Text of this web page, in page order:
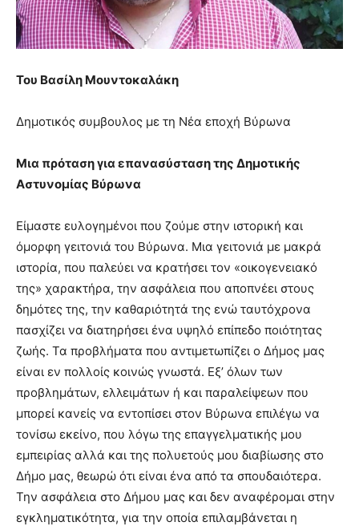
you
the
meaning
pain.
porn
Του Βασίλη Μουντοκαλάκη
Δημοτικός συμβουλος με τη Νέα εποχή Βύρωνα
Μια πρόταση για επανασύσταση της Δημοτικής
Αστυνομίας Βύρωνα
Είμαστε ευλογημένοι που ζούμε στην ιστορική και
όμορφη γειτονιά του Βύρωνα. Μια γειτονιά με μακρά
ιστορία, που παλεύει να κρατήσει τον «οικογενειακό
της» χαρακτήρα, την ασφάλεια που αποπνέει στους
δημότες της, την καθαριότητά της ενώ ταυτόχρονα
πασχίζει να διατηρήσει ένα υψηλό επίπεδο ποιότητας
ζωής. Τα προβλήματα που αντιμετωπίζει ο Δήμος μας
είναι εν πολλοίς κοινώς γνωστά. Εξ’ όλων των
προβλημάτων, ελλειμάτων ή και παραλείψεων που
μπορεί κανείς να εντοπίσει στον Βύρωνα επιλέγω να
τονίσω εκείνο, που λόγω της επαγγελματικής μου
εμπειρίας αλλά και της πολυετούς μου διαβίωσης στο
Δήμο μας, θεωρώ ότι είναι ένα από τα σπουδαιότερα.
Την ασφάλεια στο Δήμου μας και δεν αναφέρομαι στην
εγκληματικότητα, για την οποία επιλαμβάνεται η